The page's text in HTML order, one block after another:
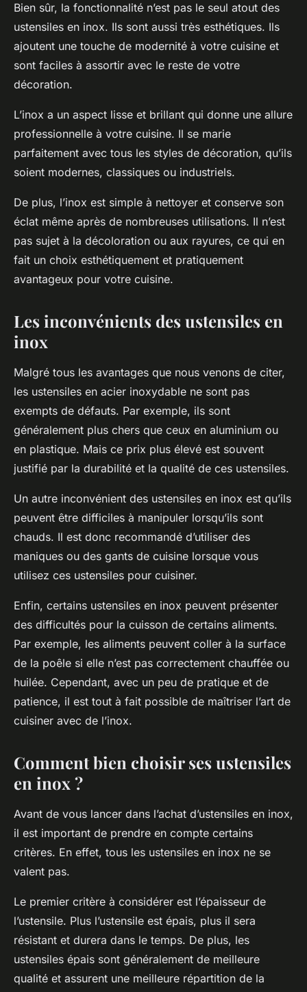
Bien sûr, la fonctionnalité n’est pas le seul atout des
ustensiles en inox. Ils sont aussi très esthétiques. Ils
ajoutent une touche de modernité à votre cuisine et
sont faciles à assortir avec le reste de votre
décoration.
L’inox a un aspect lisse et brillant qui donne une allure
professionnelle à votre cuisine. Il se marie
parfaitement avec tous les styles de décoration, qu’ils
soient modernes, classiques ou industriels.
De plus, l’inox est simple à nettoyer et conserve son
éclat même après de nombreuses utilisations. Il n’est
pas sujet à la décoloration ou aux rayures, ce qui en
fait un choix esthétiquement et pratiquement
avantageux pour votre cuisine.
Les inconvénients des ustensiles en
inox
Malgré tous les avantages que nous venons de citer,
les ustensiles en acier inoxydable ne sont pas
exempts de défauts. Par exemple, ils sont
généralement plus chers que ceux en aluminium ou
en plastique. Mais ce prix plus élevé est souvent
justifié par la durabilité et la qualité de ces ustensiles.
Un autre inconvénient des ustensiles en inox est qu’ils
peuvent être difficiles à manipuler lorsqu’ils sont
chauds. Il est donc recommandé d’utiliser des
maniques ou des gants de cuisine lorsque vous
utilisez ces ustensiles pour cuisiner.
Enfin, certains ustensiles en inox peuvent présenter
des difficultés pour la cuisson de certains aliments.
Par exemple, les aliments peuvent coller à la surface
de la poêle si elle n’est pas correctement chauffée ou
huilée. Cependant, avec un peu de pratique et de
patience, il est tout à fait possible de maîtriser l’art de
cuisiner avec de l’inox.
Comment bien choisir ses ustensiles
en inox ?
Avant de vous lancer dans l’achat d’ustensiles en inox,
il est important de prendre en compte certains
critères. En effet, tous les ustensiles en inox ne se
valent pas.
Le premier critère à considérer est l’épaisseur de
l’ustensile. Plus l’ustensile est épais, plus il sera
résistant et durera dans le temps. De plus, les
ustensiles épais sont généralement de meilleure
qualité et assurent une meilleure répartition de la